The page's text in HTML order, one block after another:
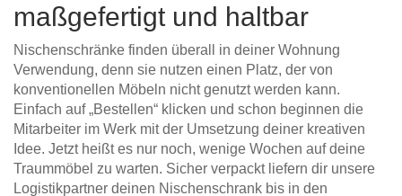
maßgefertigt und haltbar
Nischenschränke finden überall in deiner Wohnung
Verwendung, denn sie nutzen einen Platz, der von
konventionellen Möbeln nicht genutzt werden kann.
Einfach auf „Bestellen“ klicken und schon beginnen die
Mitarbeiter im Werk mit der Umsetzung deiner kreativen
Idee. Jetzt heißt es nur noch, wenige Wochen auf deine
Traummöbel zu warten. Sicher verpackt liefern dir unsere
Logistikpartner deinen Nischenschrank bis in den